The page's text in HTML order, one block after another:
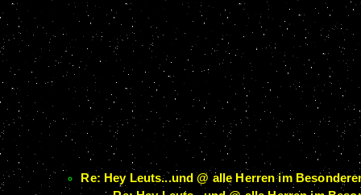
Re: Hey Leuts...und @ alle Herren im